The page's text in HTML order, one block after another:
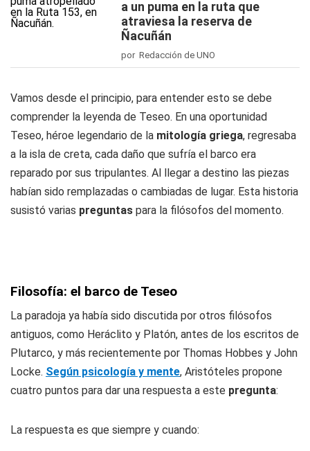
a un puma en la ruta que
atraviesa la reserva de
Ñacuñán
por Redacción de UNO
Vamos desde el principio, para entender esto se debe
comprender la leyenda de Teseo. En una oportunidad
Teseo, héroe legendario de la mitología griega, regresaba
a la isla de creta, cada daño que sufría el barco era
reparado por sus tripulantes. Al llegar a destino las piezas
habían sido remplazadas o cambiadas de lugar. Esta historia
susistó varias preguntas para la filósofos del momento.
Filosofía: el barco de Teseo
La paradoja ya había sido discutida por otros filósofos
antiguos, como Heráclito y Platón, antes de los escritos de
Plutarco, y más recientemente por Thomas Hobbes y John
Locke. Según psicología y mente, Aristóteles propone
cuatro puntos para dar una respuesta a este pregunta:
La respuesta es que siempre y cuando: